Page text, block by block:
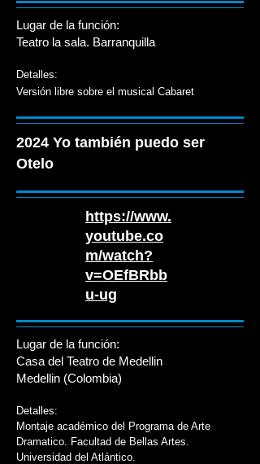
Lugar de la función:
Teatro la sala. Barranquilla
Detalles:
Versión libre sobre el musical Cabaret
2024 Yo también puedo ser
Otelo
https://www.
youtube.co
m/watch?
v=OEfBRbb
u-ug
Lugar de la función:
Casa del Teatro de Medellin
Medellin (Colombia)
Detalles:
Montaje académico del Programa de Arte
Dramatico. Facultad de Bellas Artes.
Universidad del Atlántico.